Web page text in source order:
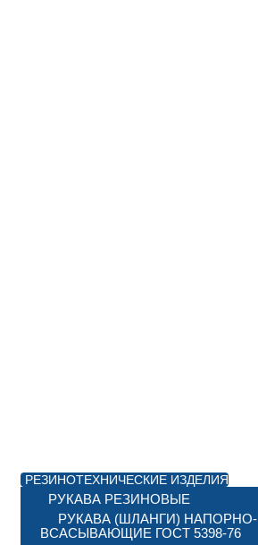
РЕЗИНОТЕХНИЧЕСКИЕ ИЗДЕЛИЯ
РУКАВА РЕЗИНОВЫЕ
РУКАВА (ШЛАНГИ) НАПОРНО-
ВСАСЫВАЮЩИЕ ГОСТ 5398-76